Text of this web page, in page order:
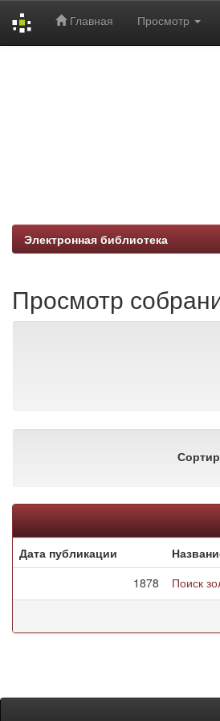
Главная Просмотр
Электронная библиотека
Просмотр
Дата публикации
1878
Поиск